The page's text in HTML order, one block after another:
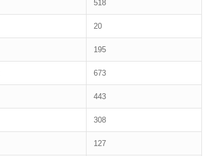
518
20
195
673
443
308
127